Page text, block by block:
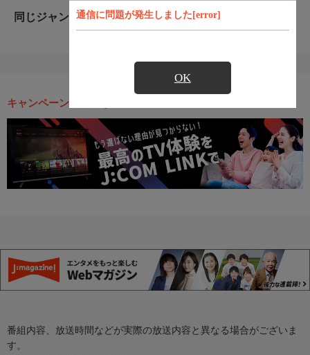
通信に問題が発生しました[error]
OK
同じジャンルのおすすめ番組
キャンペーン・お得な情報
番組内容、放送時間などが実際の放送内容と異なる場合がございま
す。